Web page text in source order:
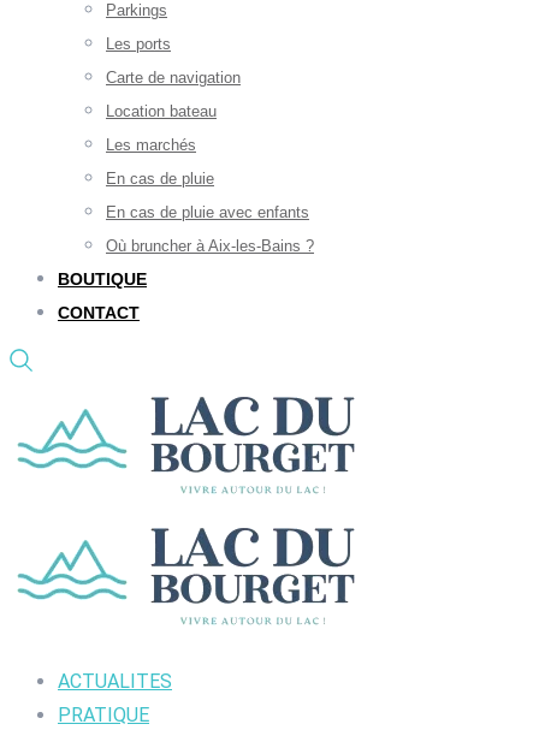
Parkings
Les ports
Carte de navigation
Location bateau
Les marchés
En cas de pluie
En cas de pluie avec enfants
Où bruncher à Aix-les-Bains ?
BOUTIQUE
CONTACT
ACTUALITES
PRATIQUE